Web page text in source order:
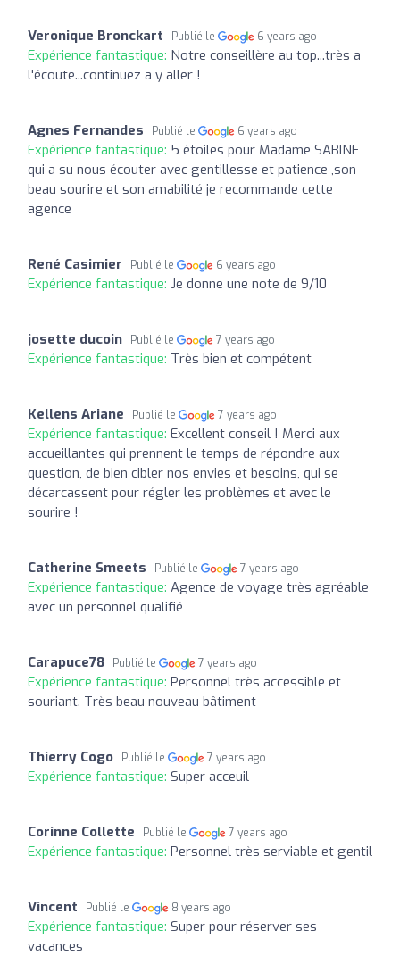
Veronique Bronckart Publié le 6 years ago
Expérience fantastique: Notre conseillère au top...très a
l'écoute...continuez a y aller !
Agnes Fernandes Publié le 6 years ago
Expérience fantastique: 5 étoiles pour Madame SABINE
qui a su nous écouter avec gentillesse et patience ,son
beau sourire et son amabilité je recommande cette
agence
René Casimier Publié le 6 years ago
Expérience fantastique: Je donne une note de 9/10
josette ducoin Publié le 7 years ago
Expérience fantastique: Très bien et compétent
Kellens Ariane Publié le 7 years ago
Expérience fantastique: Excellent conseil ! Merci aux
accueillantes qui prennent le temps de répondre aux
question, de bien cibler nos envies et besoins, qui se
décarcassent pour régler les problèmes et avec le
sourire !
Catherine Smeets Publié le 7 years ago
Expérience fantastique: Agence de voyage très agréable
avec un personnel qualifié
Carapuce78 Publié le 7 years ago
Expérience fantastique: Personnel très accessible et
souriant. Très beau nouveau bâtiment
Thierry Cogo Publié le 7 years ago
Expérience fantastique: Super acceuil
Corinne Collette Publié le 7 years ago
Expérience fantastique: Personnel très serviable et gentil
Vincent Publié le 8 years ago
Expérience fantastique: Super pour réserver ses
vacances